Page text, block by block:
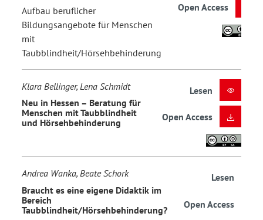
Aufbau beruflicher
Bildungsangebote für Menschen
mit
Taubblindheit/Hörsehbehinderung
Open Access
Klara Bellinger, Lena Schmidt
Neu in Hessen – Beratung für
Menschen mit Taubblindheit
und Hörsehbehinderung
Lesen
Open Access
Andrea Wanka, Beate Schork
Braucht es eine eigene Didaktik im
Bereich
Taubblindheit/Hörsehbehinderung?
Lesen
Open Access